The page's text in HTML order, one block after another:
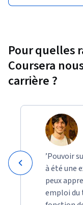
Pour quelles
Coursera
carrière ?
’Pouvoir
à été une
peux
emploi du